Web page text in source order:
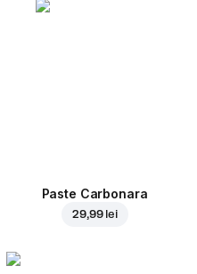
Paste Carbonara
29,99 lei